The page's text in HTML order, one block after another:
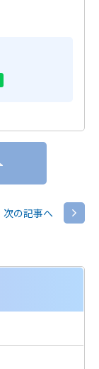
次の記事へ